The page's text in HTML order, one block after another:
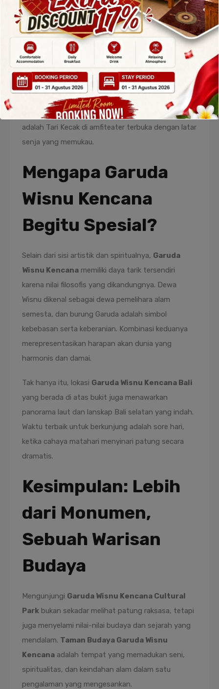
Area seluas 60 hektare ini dirancang sebagai pusat
kegiatan budaya, edukasi, dan hiburan yang
menampilkan kekayaan seni Bali.
Di dalam kawasan taman budaya ini, pengunjung
dapat menyaksikan pertunjukan tari tradisional,
pameran seni, serta berbagai kegiatan budaya yang
digelar rutin. Salah satu atraksi yang paling diminati
adalah Tari Kecak di amfiteater terbuka dengan latar
senja yang memukau.
Mengapa Garuda
Wisnu Kencana
Begitu Spesial?
Selain dari sisi artistik dan spiritualnya, Garuda
Wisnu Kencana memiliki daya tarik tersendiri
karena nilai filosofis yang dikandungnya. Dewa
Wisnu dikenal sebagai dewa pemelihara alam
semesta, dan burung Garuda adalah simbol
kebebasan serta keberanian. Kombinasi keduanya
merepresentasikan harapan akan dunia yang
harmonis dan damai.
Tak hanya itu, lokasi Garuda Wisnu Kencana Bali
yang berada di atas bukit juga menawarkan
panorama laut dan lanskap Bali selatan yang indah.
Waktu terbaik untuk berkunjung adalah sore hari,
ketika cahaya matahari menyinari patung secara
dramatis.
Kesimpulan: Lebih
dari Monumen,
Sebuah Warisan
Budaya
Mengunjungi Garuda Wisnu Kencana Cultural
Park bukan sekadar melihat patung raksasa, tetapi
juga menyelami nilai-nilai budaya dan sejarah yang
mendalam. Taman Budaya Garuda Wisnu
Kencana adalah tempat yang memadukan seni,
spiritualitas, dan keindahan alam dalam satu
pengalaman yang mengesankan.